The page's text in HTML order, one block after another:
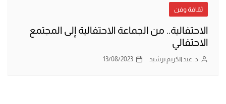
ثقافة وفن
الاحتفالية.. من الجماعة الاحتفالية إلى المجتمع
الاحتفالي
د. عبد الكريم برشيد 13/08/2023